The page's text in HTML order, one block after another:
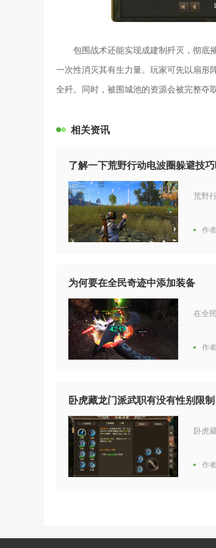
包围战术还能实现成建制歼灭，彻底
一次性消灭其有生力量。玩家可先以扇形
全歼。同时，被围城池的资源会被完整夺
相关资讯
了解一下荒野行动电波圈躲避技
荒野
作
为何要在全民奇迹中添加装备
在全
作
卧虎藏龙门派武职有没有性别限制
卧虎
作